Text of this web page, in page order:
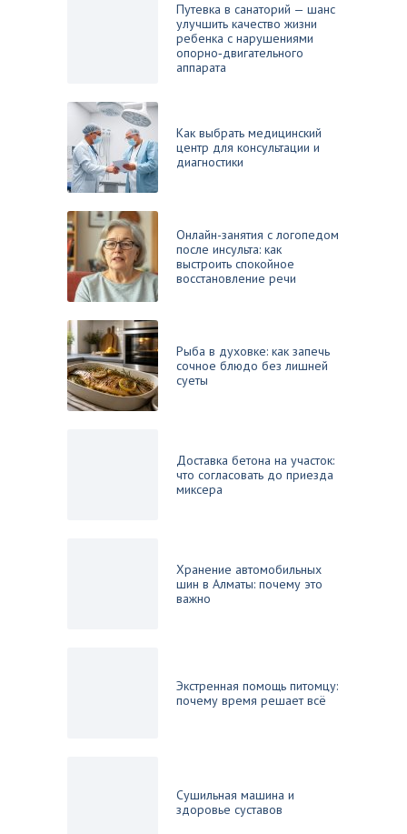
Путевка в санаторий — шанс
улучшить качество жизни
ребенка с нарушениями
опорно‑двигательного
аппарата
Как выбрать медицинский
центр для консультации и
диагностики
Онлайн-занятия с логопедом
после инсульта: как
выстроить спокойное
восстановление речи
Рыба в духовке: как запечь
сочное блюдо без лишней
суеты
Доставка бетона на участок:
что согласовать до приезда
миксера
Хранение автомобильных
шин в Алматы: почему это
важно
Экстренная помощь питомцу:
почему время решает всё
Сушильная машина и
здоровье суставов